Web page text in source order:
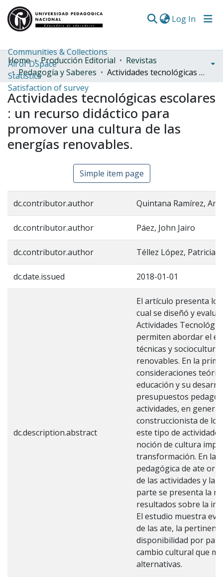
Log In
Communities & Collections
All of DSpace
Statistics
Satisfaction of survey
Home Producción Editorial
Revistas
Pedagogía y Saberes
Actividades tecnológicas escolares : un recurso didáctico para promover una cultura de las energías renovables.
Actividades tecnológicas escolares
: un recurso didáctico para
promover una cultura de las
energías renovables.
Simple item page
dc.contributor.author Quintana Ramírez,
dc.contributor.author Páez, John Jairo
dc.contributor.author Téllez López, Patricia
dc.date.issued 2018-01-01
dc.description.abstract
El artículo presenta
cual se diseñó y
Actividades
permiten abordar el
técnicas y
renovables. En la
consideraciones
educación y su
presupuestos
actividades, en
construccionista de
este tipo de
noción de cultura
transformación. En la
pedagógica de ate
de las actividades y la
parte se presenta la
resultados sobre la
El estudio muestra
de las ate, la
disponibilidad por
cambio cultural que
alternativas.